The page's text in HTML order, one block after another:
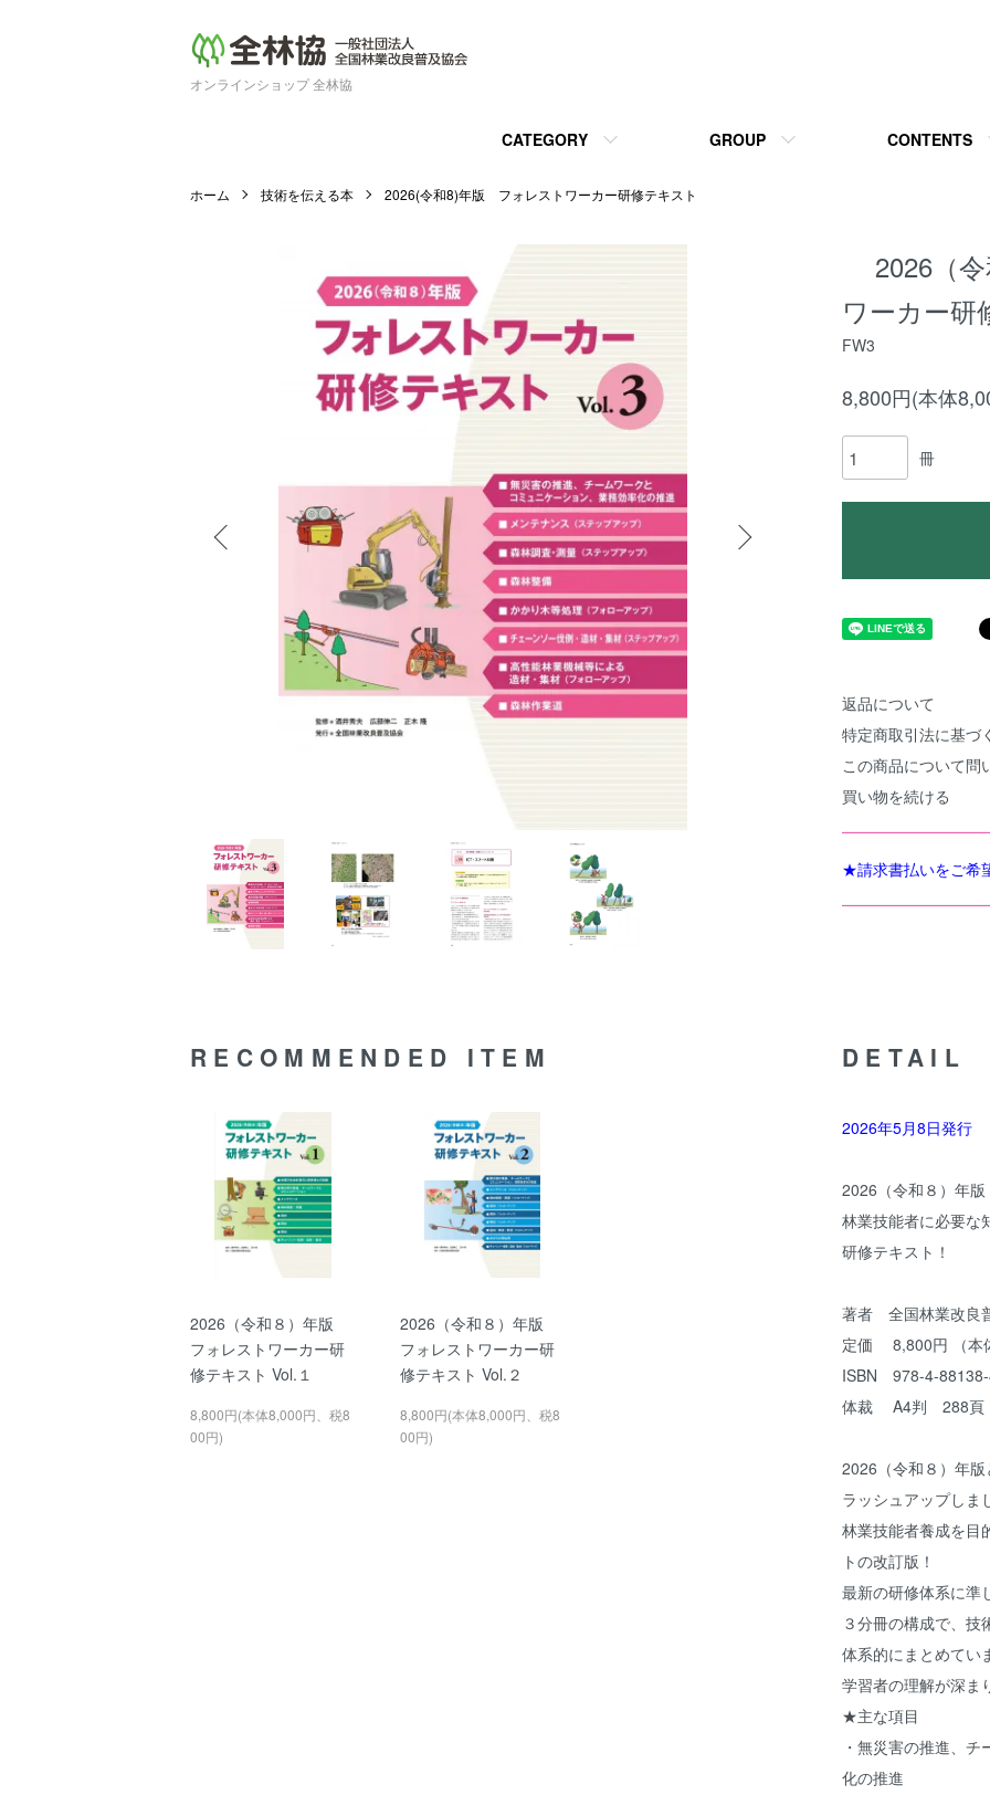
オンラインショップ 全林協
CATEGORY GROUP CONTENTS
ホーム 技術を伝える本 2026(令和8)年版 フォレストワーカー研修テキスト
2026（
ワーカー研
FW3
8,800円(本体
冊
返品について
特定商取引法に基づ
この商品について問
買い物を続ける
★請求書払いをご希
DETAIL
2026年5月8日発行
2026（令和８）年
林業技能者に必要な
研修テキスト！
著者 全国林業改良
定価 8,800円 （本
ISBN 978-4-88138-
体裁 A4判 288頁
2026（令和８）年
ラッシュアップしま
林業技能者養成を目
トの改訂版！
最新の研修体系に準
３分冊の構成で、技
体系的にまとめてい
学習者の理解が深ま
★主な項目
・無災害の推進、
化の推進
RECOMMENDED ITEM
2026（令和８）年版
フォレストワーカー研
修テキスト Vol.１
8,800円(本体8,000円、税8
00円)
2026（令和８）年版
フォレストワーカー研
修テキスト Vol.２
8,800円(本体8,000円、税8
00円)